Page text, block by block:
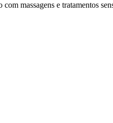
massagens e tratamentos